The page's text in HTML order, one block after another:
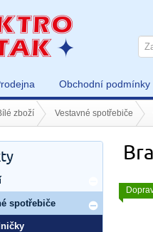
Obchodní podmínky
zboží Vestavné spotřebiče
spotřebiče